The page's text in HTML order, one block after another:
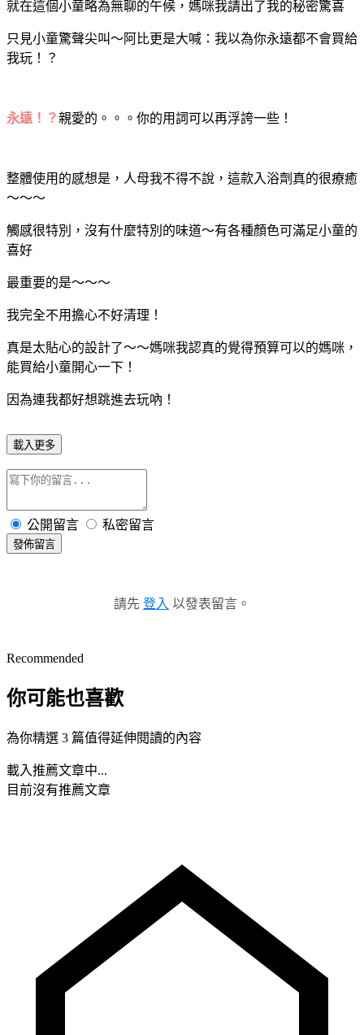
就在這個小童略為無聊的午候，媽咪我請出了我的秘密驚喜
只見小童驚聲尖叫～阿比更是大喊： 我以為你永遠都不會買給
我玩！？
永遠！？親愛的。。。你的用詞可以再浮誇一些！
整體使用的感想是，人母我不得不說，這款入浴劑真的很療癒
～～～
觸感很特別，沒有什麼特別的味道～有各種顏色可滿足小童的
喜好
最重要的是～～～
我完全不用擔心不好清理！
真是太貼心的設計了～～媽咪我認真的覺得預算可以的媽咪，
能買給小童開心一下！
因為連我都好想跳進去玩吶！
載入更多
公開留言 私密留言
發佈留言
請先 登入 以發表留言。
Recommended
你可能也喜歡
為你精選 3 篇值得延伸閱讀的內容
載入推薦文章中...
目前沒有推薦文章